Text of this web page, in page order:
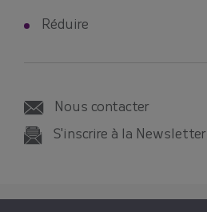
Réduire
Nous contacter
S'inscrire à la Newsletter